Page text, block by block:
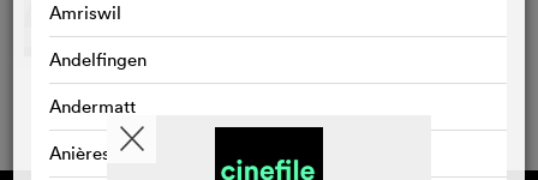
Amriswil
Andelfingen
Andermatt
Anières